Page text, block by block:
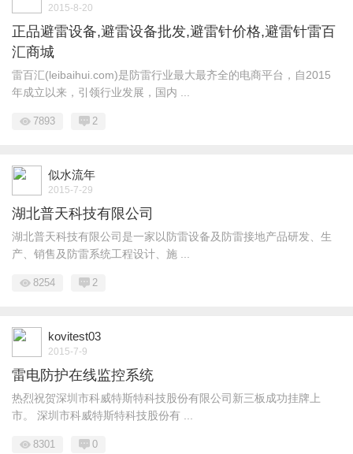
2015-8-20
正品避雷设备,避雷设备批发,避雷针价格,避雷针雷百
汇商城
雷百汇(leibaihui.com)是防雷行业最大最齐全的电商平台，自2015
年成立以来，引领行业发展，国内 ...
7893 2
似水流年
2015-7-29
湖北普天科技有限公司
湖北普天科技有限公司是一家以防雷设备及防雷接地产品研发、生
产、销售及防雷系统工程设计、施 ...
8254 2
kovitest03
2015-7-9
雷电防护在线监控系统
热烈祝贺深圳市科威特斯特科技股份有限公司新三板成功挂牌上
市。 深圳市科威特斯特科技股份有 ...
8301 0